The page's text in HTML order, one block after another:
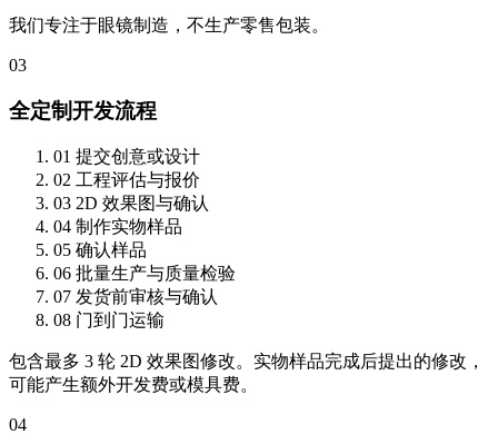
我们专注于眼镜制造，不生产零售包装。
03
全定制开发流程
01 提交创意或设计
02 工程评估与报价
03 2D 效果图与确认
04 制作实物样品
05 确认样品
06 批量生产与质量检验
07 发货前审核与确认
08 门到门运输
包含最多 3 轮 2D 效果图修改。实物样品完成后提出的修改，
可能产生额外开发费或模具费。
04